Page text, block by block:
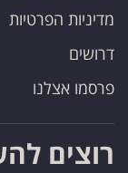
מדיניות הפרטיות
דרושים
פרסמו אצלנו
רוצים